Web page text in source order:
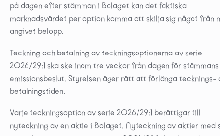
på dagen efter stämman i Bolaget kan det faktiska
marknadsvärdet per option komma att skilja sig något från
angivet belopp.
Teckning och betalning av teckningsoptionerna av serie
2026/29:1 ska ske inom tre veckor från dagen för stämmans
emissionsbeslut. Styrelsen äger rätt att förlänga tecknings-
betalningstiden.
Varje teckningsoption av serie 2026/29:1 berättigar till
nyteckning av en aktie i Bolaget. Nyteckning av aktier med